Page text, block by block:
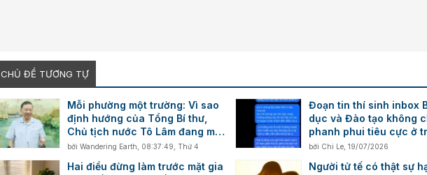
CHỦ ĐỀ TƯƠNG TỰ
Mỗi phường một trường: Vì sao
định hướng của Tổng Bí thư,
Chủ tịch nước Tô Lâm đang mở
ra một cuộc cách mạng quản trị
bởi Wandering Earth 08:37:49, Thứ 4
Đoạn tin thí sinh inbox
dục và Đào tạo không
phanh phui tiêu cực ở
THPT Lê Trực (Quảng
bởi Chi Le 19/07/2026
Hai điều đừng làm trước mặt gia
Người tử tế có thật sự